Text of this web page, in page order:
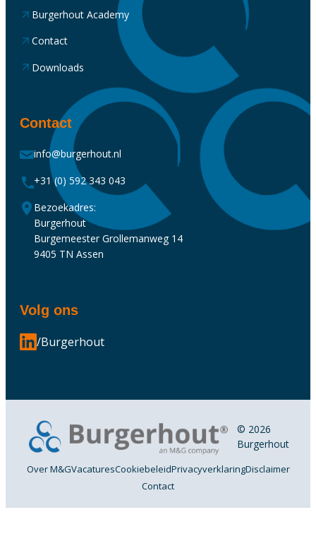
Burgerhout Academy
Contact
Downloads
Contact
info@burgerhout.nl
+31 (0) 592 343 043
Bezoekadres:
Burgerhout
Burgemeester Grollemanweg 14
9405 TN Assen
Volg ons
/Burgerhout
© 2026
Burgerhout
Over M&GVacaturesCookiebeleidPrivacyverklaringDisclaimer
Contact